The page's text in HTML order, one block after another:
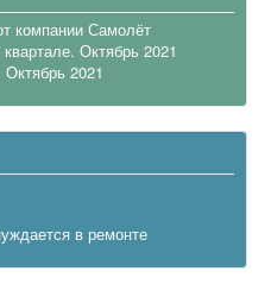
компании Самолёт
Октябрь 2021
2021
в ремонте